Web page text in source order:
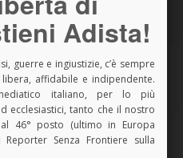
Tocci
sanitario. Un
Brasile: Lula o
Adista!
guerre e ingiustizie, c’è sempre
affidabile e indipendente.
italiano, per lo più
ecclesiastici, tanto che il nostro
al 46° posto (ultimo in Europa
Senza Frontiere sulla